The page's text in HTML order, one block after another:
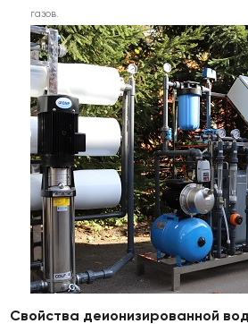
газов.
Свойства деионизированной